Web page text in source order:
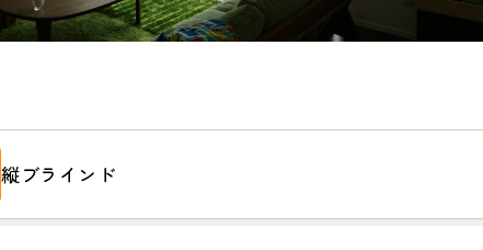
縦ブラインド